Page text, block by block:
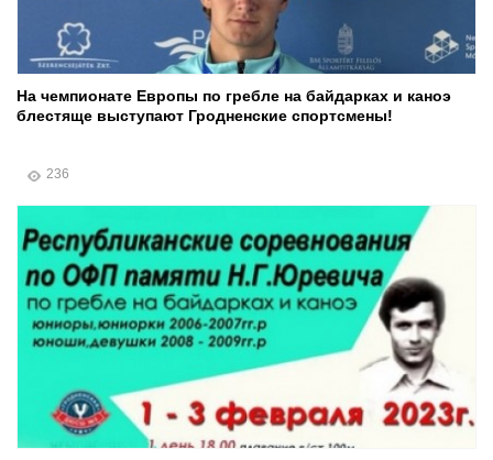
На чемпионате Европы по гребле на байдарках и каноэ
блестяще выступают Гродненские спортсмены!
236